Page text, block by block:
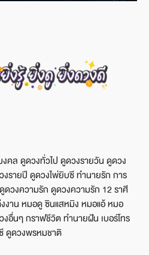
คล ดูดวงทั่วไป ดูดวงรายวัน ดูดวง
รายปี ดูดวงไพ่ยิบซี ทำนายรัก การ
ดวงความรัก ดูดวงความรัก 12 ราศี
งาน หมอดู ซินแสหมิง หมอแอ้ หมอ
อื่นๆ กราฟชีวิต ทำนายฝัน เบอร์โทร
ดูดวงพรหมชาติ